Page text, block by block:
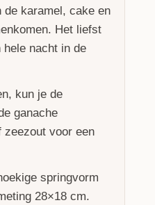
de karamel, cake en
Het liefst
hele nacht in de
kun je de
ganache
zeezout voor een
springvorm
28×18 cm.